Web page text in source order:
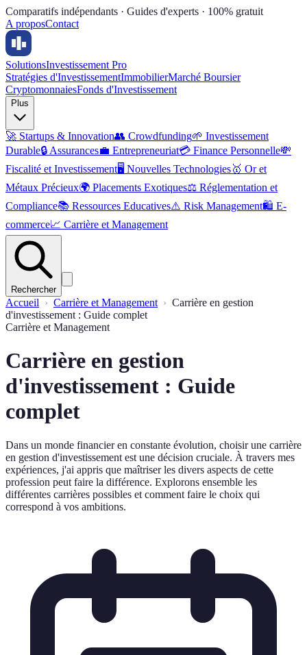
Comparatifs indépendants · Guides d'experts · 100% gratuit
A proposContact
SolutionsInvestissement Pro
Stratégies d'InvestissementImmobilierMarché Boursier
CryptomonnaiesFonds d'Investissement
Plus
🚀 Startups & Innovation👥 Crowdfunding🌱 Investissement
Durable🔒 Assurances💼 Entrepreneuriat💳 Finance Personnelle💸
Fiscalité et Investissement🖥️ Nouvelles Technologies🥇 Or et
Métaux Précieux🌍 Placements Exotiques⚖️ Réglementation et
Compliance📚 Ressources Educatives⚠️ Risk Management🛍️ E-
commerce📈 Carrière et Management
Rechercher
Accueil Carrière et Management
Carrière en gestion
d'investissement : Guide complet
Carrière et Management
Carrière en gestion
d'investissement : Guide
complet
Dans un monde financier en constante évolution, choisir une carrière
en gestion d'investissement est une décision cruciale. À travers mes
expériences, j'ai appris que maîtriser les divers aspects de cette
profession peut faire la différence. Explorons ensemble les
différentes carrières possibles et comment faire le choix qui
correspond à vos ambitions.